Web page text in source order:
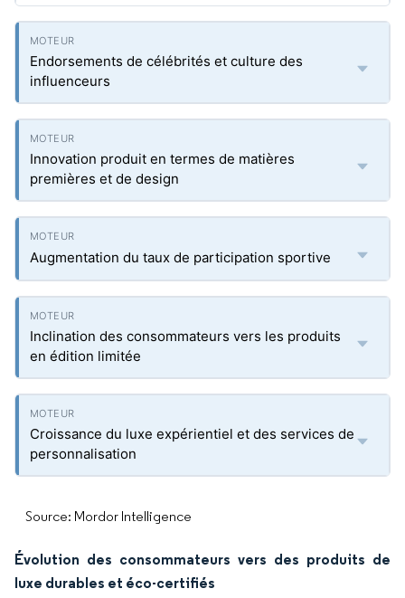
Endorsements de célébrités et culture des
influenceurs
Innovation produit en termes de matières
premières et de design
Augmentation du taux de participation sportive
Inclination des consommateurs vers les produits
en édition limitée
Croissance du luxe expérientiel et des services de
personnalisation
Source: Mordor Intelligence
Évolution des consommateurs vers des produits de
luxe durables et éco-certifiés